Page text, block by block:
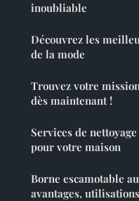
inoubliable
Découvrez les
de la mode
Trouvez votre
dès maintenant !
Services de
pour votre maison
Borne escamotable
avantages,